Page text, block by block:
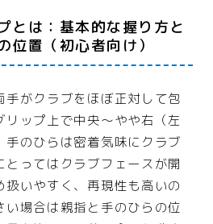
とは：基本的な握り方と
位置（初心者向け）
手がクラブをほぼ正対して包
ップ上で中央〜やや右（左
手のひらは密着気味にクラブ
とってはクラブフェースが開
扱いやすく、再現性も高いの
い場合は親指と手のひらの位